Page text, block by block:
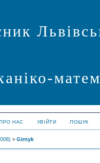
НАС УВІЙТИ ПОШУК
> Girnyk